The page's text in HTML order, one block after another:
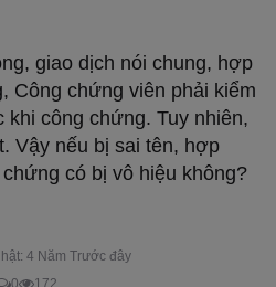
giao dịch nói chung, hợp
Công chứng viên phải kiểm
công chứng. Tuy nhiên,
Vậy nếu bị sai tên, hợp
có bị vô hiệu không?
4 Năm Trước đây
0
172